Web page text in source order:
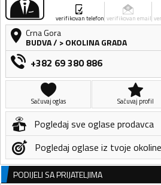
verifikovan telefon verifikovan email
Crna Gora
BUDVA/ > OKOLINA GRADA
+382 69 380 886
Sačuvaj oglas Sačuvaj profil
Pogledaj sve oglase prodavca
Pogledaj oglase iz tvoje okoline
PODIJELI SA PRIJATELJIMA